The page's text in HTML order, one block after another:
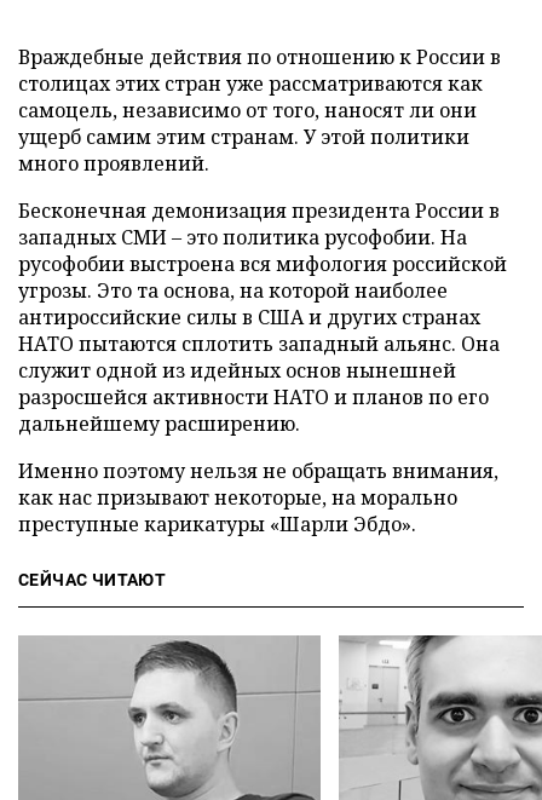
Враждебные действия по отношению к России в
столицах этих стран уже рассматриваются как
самоцель, независимо от того, наносят ли они
ущерб самим этим странам. У этой политики
много проявлений.
Бесконечная демонизация президента России в
западных СМИ – это политика русофобии. На
русофобии выстроена вся мифология российской
угрозы. Это та основа, на которой наиболее
антироссийские силы в США и других странах
НАТО пытаются сплотить западный альянс. Она
служит одной из идейных основ нынешней
разросшейся активности НАТО и планов по его
дальнейшему расширению.
Именно поэтому нельзя не обращать внимания,
как нас призывают некоторые, на морально
преступные карикатуры «Шарли Эбдо».
СЕЙЧАС ЧИТАЮТ